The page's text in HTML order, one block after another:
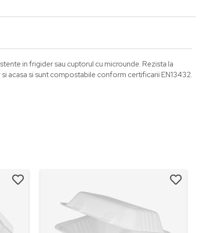
in frigider sau cuptorul cu microunde. Rezista la
acasa si sunt compostabile conform certificarii EN13432.